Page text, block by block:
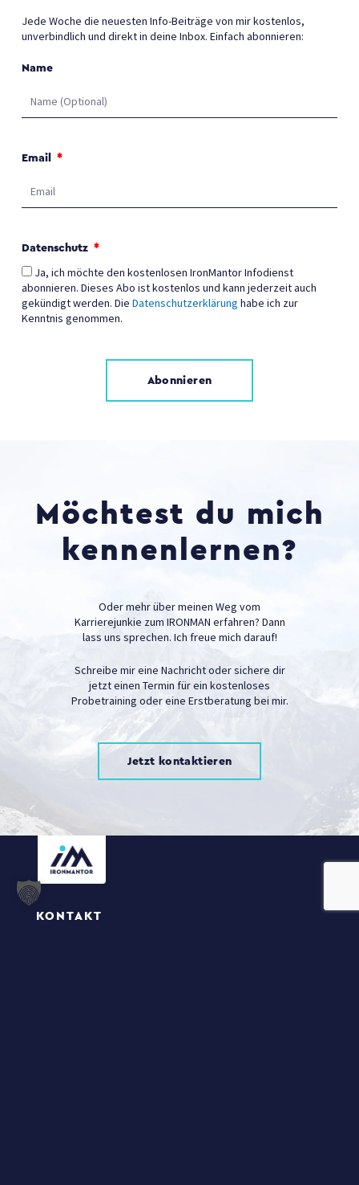
Jede Woche die neuesten Info-Beiträge von mir kostenlos,
unverbindlich und direkt in deine Inbox. Einfach abonnieren:
Name
Email
Datenschutz
Ja, ich möchte den kostenlosen IronMantor Infodienst
abonnieren. Dieses Abo ist kostenlos und kann jederzeit auch
gekündigt werden. DieDatenschutzerklärung habe ich zur
Kenntnis genommen.
Abonnieren
Möchtest du mich
kennenlernen?
Oder mehr über meinen Weg vom
Karrierejunkie zum IRONMAN erfahren? Dann
lass uns sprechen. Ich freue mich darauf!
Schreibe mir eine Nachricht oder sichere dir
jetzt einen Termin für ein kostenloses
Probetraining oder eine Erstberatung bei mir.
Jetzt kontaktieren
KONTAKT